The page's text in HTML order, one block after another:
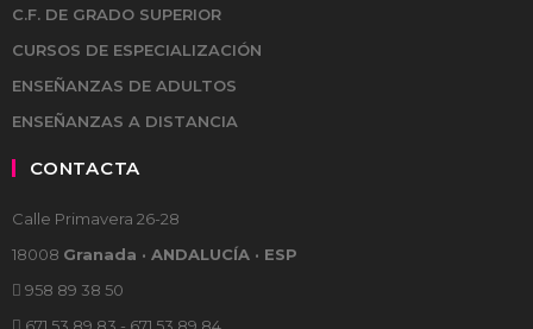
C.F. DE GRADO SUPERIOR
CURSOS DE ESPECIALIZACIÓN
ENSEÑANZAS DE ADULTOS
ENSEÑANZAS A DISTANCIA
CONTACTA
Calle Primavera 26-28
18008 Granada · ANDALUCÍA · ESP
958 89 38 50